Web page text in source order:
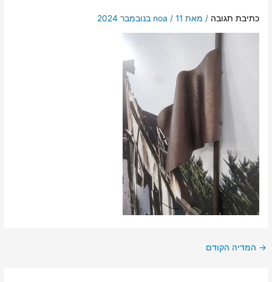
כתיבת תגובה / מאת noa / 11 בנובמבר 2024
→ המדיה הקודם